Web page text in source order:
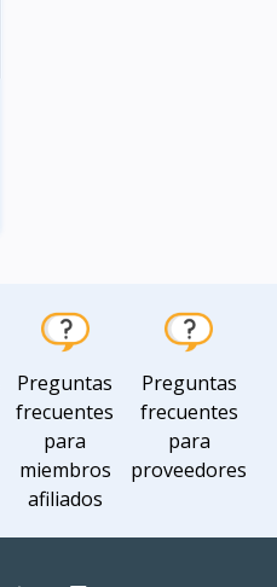
Preguntas
frecuentes
para
miembros
afiliados
Preguntas
frecuentes
para
proveedores